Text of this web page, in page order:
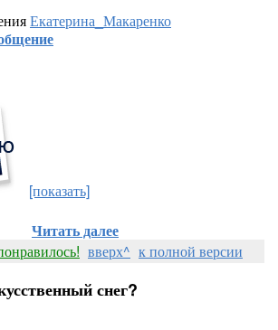
Екатерина_Макаренко
[показать]
Читать далее
вверх^ к полной версии
снег?